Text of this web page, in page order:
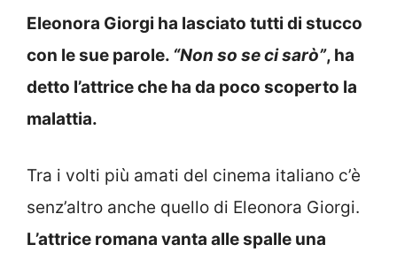
Eleonora Giorgi ha lasciato tutti di stucco
con le sue parole. “Non so se ci sarò”, ha
detto l’attrice che ha da poco scoperto la
malattia.
Tra i volti più amati del cinema italiano c’è
senz’altro anche quello di Eleonora Giorgi.
L’attrice romana vanta alle spalle una